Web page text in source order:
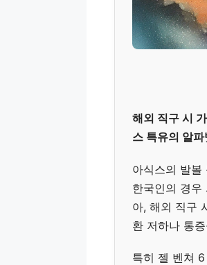
해외 직구 시
스 특유의 알
아식스의 발
한국인의 경우
아, 해외 직구
환 저하나 통
특히 젤 벤쳐